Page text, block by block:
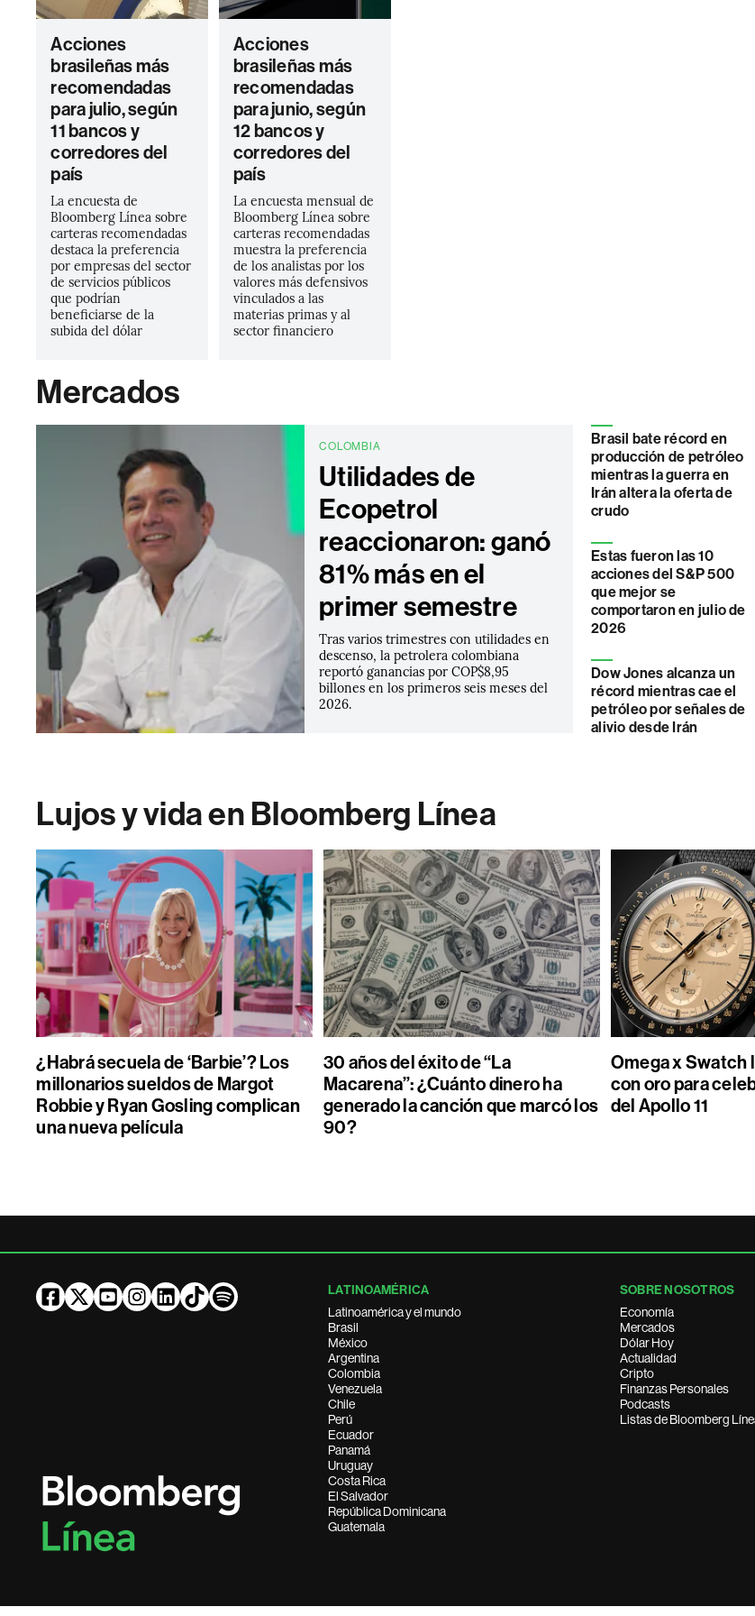
Acciones
brasileñas más
recomendadas
para julio, según
11 bancos y
corredores del
país
La encuesta de
Bloomberg Línea sobre
carteras recomendadas
destaca la preferencia
por empresas del sector
de servicios públicos
que podrían
beneficiarse de la
subida del dólar
Acciones
brasileñas más
recomendadas
para junio, según
12 bancos y
corredores del
país
La encuesta mensual de
Bloomberg Línea sobre
carteras recomendadas
muestra la preferencia
de los analistas por los
valores más defensivos
vinculados a las
materias primas y al
sector financiero
Mercados
COLOMBIA
Utilidades de
Ecopetrol
reaccionaron: ganó
81% más en el
primer semestre
Tras varios trimestres con utilidades en
descenso, la petrolera colombiana
reportó ganancias por COP$8,95
billones en los primeros seis meses del
2026.
Brasil bate récord en
producción de petróleo
mientras la guerra en
Irán altera la oferta de
crudo
Estas fueron las 10
acciones del S&P 500
que mejor se
comportaron en julio de
2026
Dow Jones alcanza un
récord mientras cae el
petróleo por señales de
alivio desde Irán
Lujos y vida en Bloomberg Línea
¿Habrá secuela de ‘Barbie’? Los
millonarios sueldos de Margot
Robbie y Ryan Gosling complican
una nueva película
30 años del éxito de “La
Macarena”: ¿Cuánto dinero ha
generado la canción que marcó los
90?
Omega x Swatch
con oro para
del Apollo 11
LATINOAMÉRICA
Latinoamérica y el mundo
Brasil
México
Argentina
Colombia
Venezuela
Chile
Perú
Ecuador
Panamá
Uruguay
Costa Rica
El Salvador
República Dominicana
Guatemala
SOBRE NOSOTROS
Economía
Mercados
Dólar Hoy
Actualidad
Cripto
Finanzas Personales
Podcasts
Listas de Bloomberg